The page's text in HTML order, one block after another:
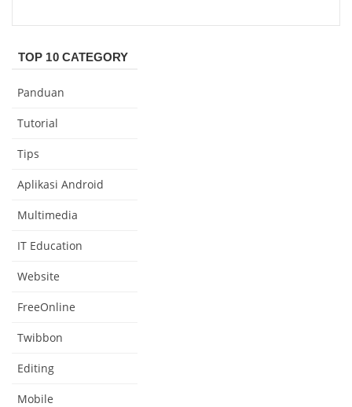
TOP 10 CATEGORY
Panduan
Tutorial
Tips
Aplikasi Android
Multimedia
IT Education
Website
FreeOnline
Twibbon
Editing
Mobile